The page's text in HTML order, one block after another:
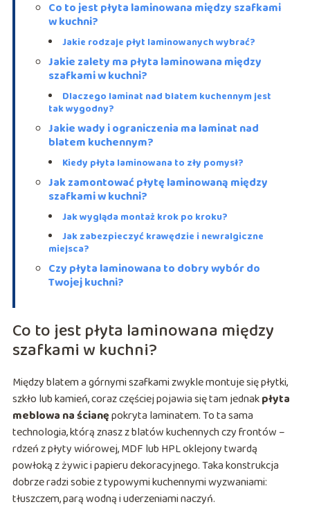
Co to jest płyta laminowana między szafkami
w kuchni?
Jakie rodzaje płyt laminowanych wybrać?
Jakie zalety ma płyta laminowana między
szafkami w kuchni?
Dlaczego laminat nad blatem kuchennym jest
tak wygodny?
Jakie wady i ograniczenia ma laminat nad
blatem kuchennym?
Kiedy płyta laminowana to zły pomysł?
Jak zamontować płytę laminowaną między
szafkami w kuchni?
Jak wygląda montaż krok po kroku?
Jak zabezpieczyć krawędzie i newralgiczne
miejsca?
Czy płyta laminowana to dobry wybór do
Twojej kuchni?
Co to jest płyta laminowana między
szafkami w kuchni?
Między blatem a górnymi szafkami zwykle montuje się płytki,
szkło lub kamień, coraz częściej pojawia się tam jednakpłyta
meblowa na ścianępokryta laminatem. To ta sama
technologia, którą znasz z blatów kuchennych czy frontów –
rdzeń z płyty wiórowej, MDF lub HPL oklejony twardą
powłoką z żywic i papieru dekoracyjnego. Taka konstrukcja
dobrze radzi sobie z typowymi kuchennymi wyzwaniami:
tłuszczem, parą wodną i uderzeniami naczyń.